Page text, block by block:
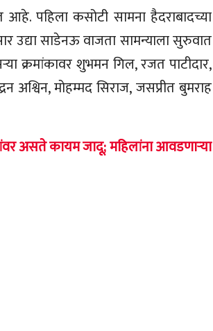
पहिला कसोटी सामना हैदराबादच्या
उद्या साडेनऊ वाजता सामन्याला सुरुवात
क्रमांकावर शुभमन गिल, रजत पाटीदार,
अश्विन, मोहम्मद सिराज, जसप्रीत बुमराह
असते कायम जादू; महिलांना आवडणाऱ्या